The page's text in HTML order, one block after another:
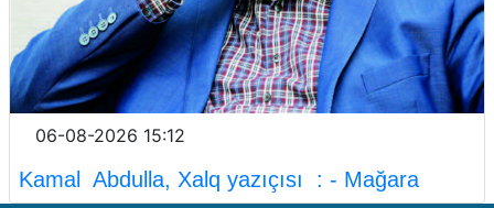
06-08-2026 15:12
Kamal Abdulla, Xalq yazıçısı : - Mağara